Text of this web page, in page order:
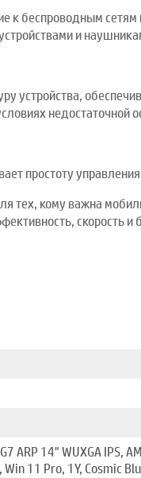
к беспроводным
и
устройства,
простоту
тех, кому важна
скорость и
ARP 14" WUXGA IPS,
Win 11 Pro, 1Y, Cosmic